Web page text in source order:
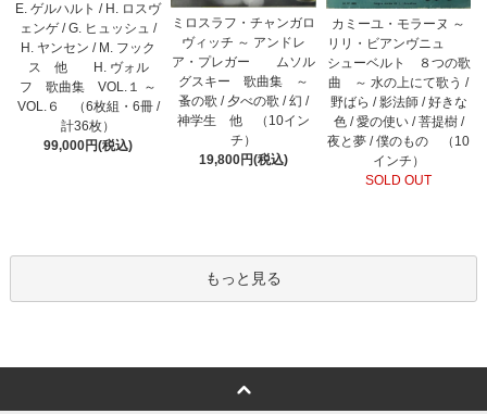
E. ゲルハルト / H. ロスヴ
ェンゲ / G. ヒュッシュ /
H. ヤンセン / M. フック
ス 他 H. ヴォル
フ 歌曲集 VOL.１ ～
VOL.６ （6枚組・6冊 /
計36枚）
99,000円(税込)
ミロスラフ・チャンガロ
ヴィッチ ～ アンドレ
ア・プレガー ムソル
グスキー 歌曲集 ～
蚤の歌 / 夕べの歌 / 幻 /
神学生 他 （10イン
チ）
19,800円(税込)
カミーユ・モラーヌ ～
リリ・ビアンヴニュ
シューベルト ８つの歌
曲 ～ 水の上にて歌う /
野ばら / 影法師 / 好きな
色 / 愛の使い / 菩提樹 /
夜と夢 / 僕のもの （10
インチ）
SOLD OUT
もっと見る